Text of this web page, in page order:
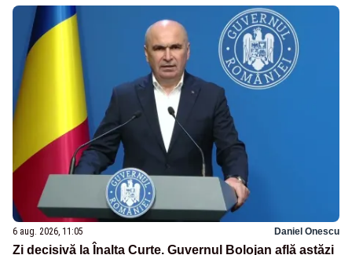
6 aug. 2026, 11:05 Daniel Onescu
Zi decisivă la Înalta Curte. Guvernul Bolojan află astăzi